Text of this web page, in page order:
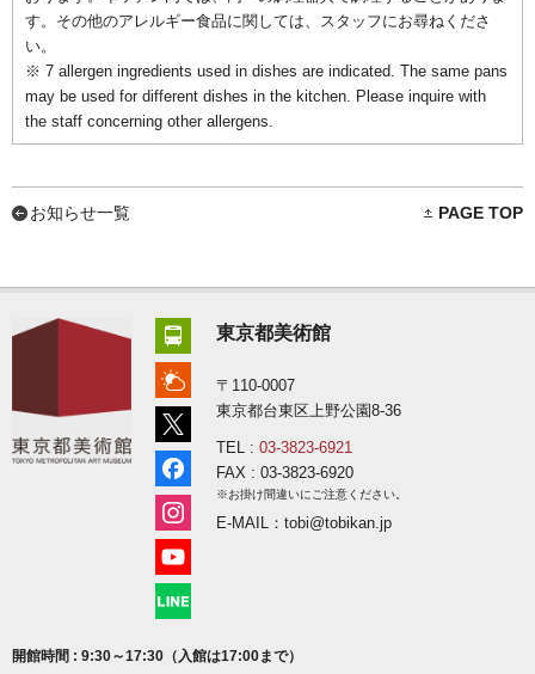
す。その他のアレルギー食品に関しては、スタッフにお尋ねくださ
い。
※ 7 allergen ingredients used in dishes are indicated. The same pans
may be used for different dishes in the kitchen. Please inquire with
the staff concerning other allergens.
お知らせ一覧 PAGE TOP
東京都美術館
〒110-0007
東京都台東区上野公園8-36
TEL : 03-3823-6921
FAX : 03-3823-6920
※お掛け間違いにご注意ください。
E-MAIL：tobi@tobikan.jp
開館時間 : 9:30～17:30（入館は17:00まで）